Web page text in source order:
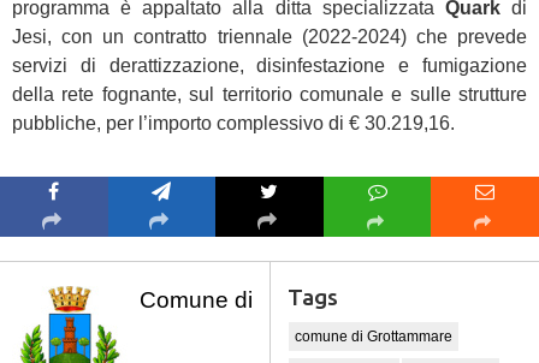
programma è appaltato alla ditta specializzata Quarkdi
Jesi, con un contratto triennale (2022-2024) che prevede
servizi di derattizzazione, disinfestazione e fumigazione
della rete fognante, sul territorio comunale e sulle strutture
pubbliche, per l’importo complessivo di € 30.219,16.
Comune di Tags
comune di Grottammare